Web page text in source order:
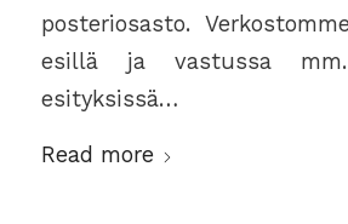
posteriosasto.
esillä ja vastussa mm.
esityksissä…
Read more